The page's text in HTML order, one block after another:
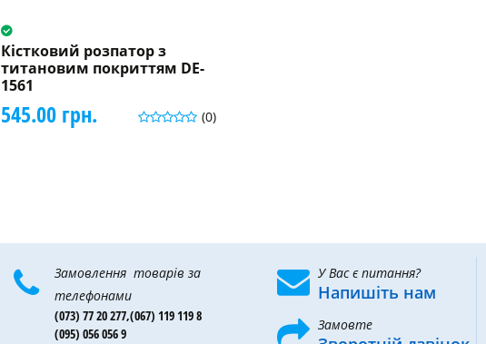
Кістковий розпатор з
титановим покриттям DE-
1561
(0)
545.00 грн.
Замовлення товарів за
телефонами
(073) 77 20 277,(067) 119 119 8
(095) 056 056 9
У Вас є питання?
Напишіть нам
Замовте